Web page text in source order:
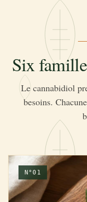
Six
Le cannabidiol
besoins.
N°01